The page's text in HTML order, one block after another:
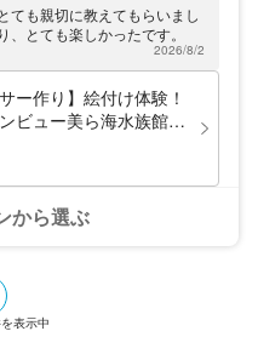
わく沢山のシーサー・沖縄らし
ム、あるいは自分らしい特別な
ム、可愛いハートやシーグラス、
台。 沖縄ではここでしか作れ
ーサーを求めての来店も多数。
記念や結婚される友人へのプレ
作る「ウェディングシーサー
ァミリーシーサー®」。 小物ア
れる「瀬底島まいまいシーサー
を取得し、沖縄では唯一制作で
席確保をオススメいたします！
ても親切に教えてもらいまし
とても楽しかったです。
2026/8/2
ー作り】絵付け体験！
ビュー美ら海水族館ま
から選ぶ
表示中